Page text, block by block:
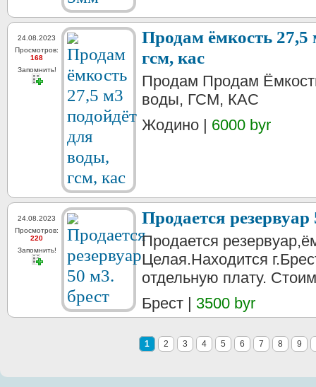
24.08.2023
Просмотров:
168
Запомнить!
Продам ёмкость 27,5
гсм, кас
Продам Продам
воды, ГСМ, КАС
Жодино | 6000 byr
24.08.2023
Просмотров:
220
Запомнить!
Продается резервуар
Продается
Целая.Находится
отдельную плату.
Брест | 3500 byr
1 2 3 4 5 6 7 8 9